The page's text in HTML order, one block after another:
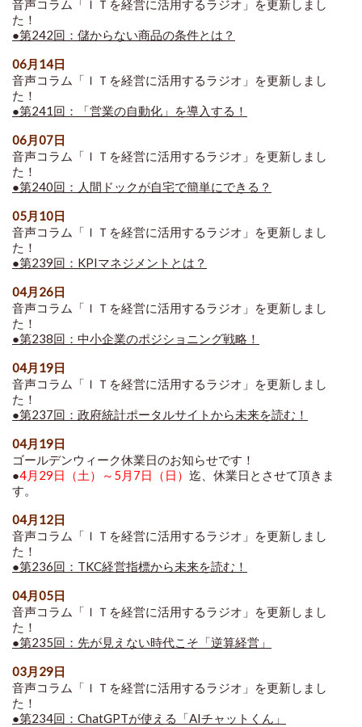
音声コラム「ＩＴを経営に活用するラジオ」を更新しまし
た！
●第242回：儲からない商品の条件とは？
06月14日
音声コラム「ＩＴを経営に活用するラジオ」を更新しまし
た！
●第241回：「営業の自動化」を導入する！
06月07日
音声コラム「ＩＴを経営に活用するラジオ」を更新しまし
た！
●第240回：人間ドックが自宅で簡単にできる？
05月10日
音声コラム「ＩＴを経営に活用するラジオ」を更新しまし
た！
●第239回：KPIマネジメントとは？
04月26日
音声コラム「ＩＴを経営に活用するラジオ」を更新しまし
た！
●第238回：中小企業のポジショニング戦略！
04月19日
音声コラム「ＩＴを経営に活用するラジオ」を更新しまし
た！
●第237回：政府統計ポータルサイトから未来を読む！
04月19日
ゴールデンウィーク休業日のお知らせです！
●4月29日（土）～5月7日（日） 迄、休業日とさせて頂きま
す。
04月12日
音声コラム「ＩＴを経営に活用するラジオ」を更新しまし
た！
●第236回：TKC経営指標から未来を読む！
04月05日
音声コラム「ＩＴを経営に活用するラジオ」を更新しまし
た！
●第235回：先が見えない時代こそ「逆算経営」
03月29日
音声コラム「ＩＴを経営に活用するラジオ」を更新しまし
た！
●第234回：ChatGPTが使える「AIチャットくん」